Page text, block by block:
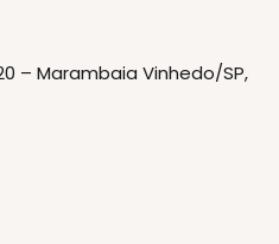
– Marambaia Vinhedo/SP,